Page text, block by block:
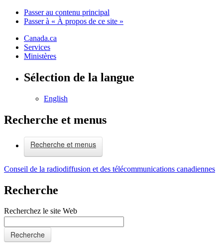
Passer au contenu principal
Passer à « À propos de ce site »
Canada.ca
Services
Ministères
Sélection de la langue
English
Recherche et menus
Recherche et menus
Conseil de la radiodiffusion et des télécommunications canadiennes
Recherche
Recherchez le site Web
Recherche